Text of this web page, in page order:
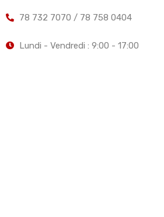
78 732 7070 / 78 758 0404
Lundi - Vendredi : 9:00 - 17:00